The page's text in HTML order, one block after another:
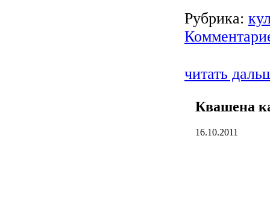
Рубрика:
читать
Квашена
16.10.2011